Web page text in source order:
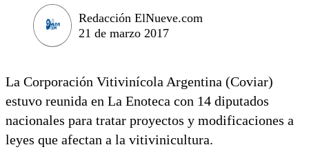
Redacción ElNueve.com
21 de marzo 2017
La Corporación Vitivinícola Argentina (Coviar)
estuvo reunida en La Enoteca con 14 diputados
nacionales para tratar proyectos y modificaciones a
leyes que afectan a la vitivinicultura.